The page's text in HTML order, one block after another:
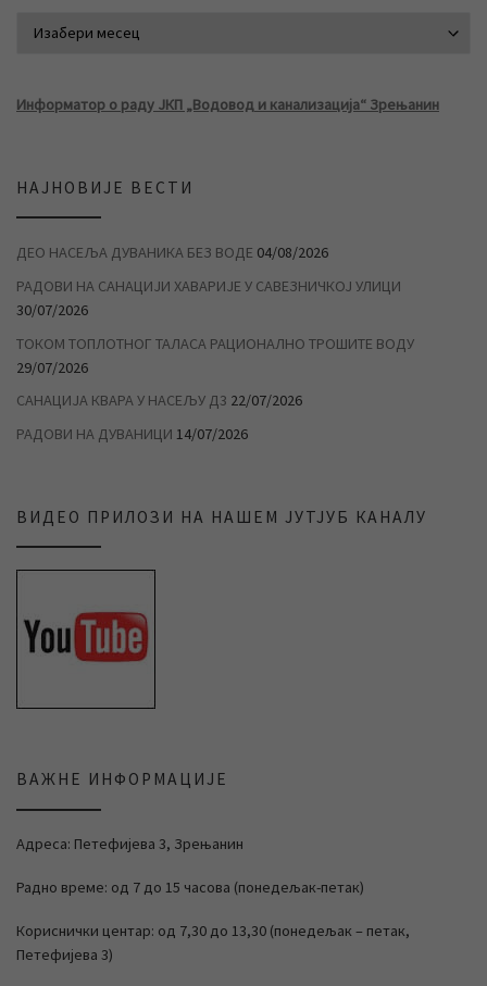
Информатор о раду ЈКП „Водовод и канализација“ Зрењанин
НАЈНОВИЈЕ ВЕСТИ
ДЕО НАСЕЉА ДУВАНИКА БЕЗ ВОДЕ 04/08/2026
РАДОВИ НА САНАЦИЈИ ХАВАРИЈЕ У САВЕЗНИЧКОЈ УЛИЦИ
30/07/2026
ТОКОМ ТОПЛОТНОГ ТАЛАСА РАЦИОНАЛНО ТРОШИТЕ ВОДУ
29/07/2026
САНАЦИЈА КВАРА У НАСЕЉУ Д3 22/07/2026
РАДОВИ НА ДУВАНИЦИ 14/07/2026
ВИДЕО ПРИЛОЗИ НА НАШЕМ ЈУТЈУБ КАНАЛУ
ВАЖНЕ ИНФОРМАЦИЈЕ
Адреса: Петефијева 3, Зрењанин
Радно време: од 7 до 15 часова (понедељак-петак)
Кориснички центар: од 7,30 до 13,30 (понедељак – петак,
Петефијева 3)